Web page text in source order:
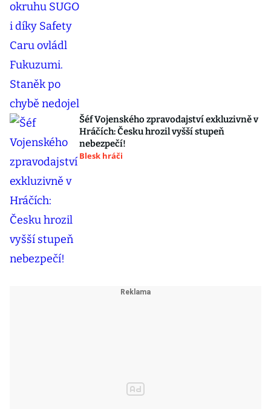
Šéf Vojenského zpravodajství exkluzivně v
Hráčích: Česku hrozil vyšší stupeň
nebezpečí!
Blesk hráči